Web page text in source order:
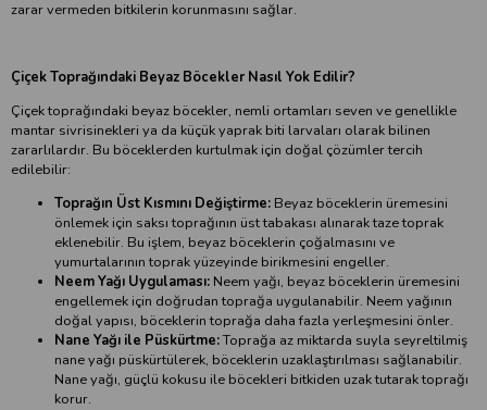
zarar vermeden bitkilerin korunmasını sağlar.
Çiçek Toprağındaki Beyaz Böcekler Nasıl Yok Edilir?
Çiçek toprağındaki beyaz böcekler, nemli ortamları seven ve genellikle
mantar sivrisinekleri ya da küçük yaprak biti larvaları olarak bilinen
zararlılardır. Bu böceklerden kurtulmak için doğal çözümler tercih
edilebilir:
Toprağın Üst Kısmını Değiştirme: Beyaz böceklerin üremesini
önlemek için saksı toprağının üst tabakası alınarak taze toprak
eklenebilir. Bu işlem, beyaz böceklerin çoğalmasını ve
yumurtalarının toprak yüzeyinde birikmesini engeller.
Neem Yağı Uygulaması: Neem yağı, beyaz böceklerin üremesini
engellemek için doğrudan toprağa uygulanabilir. Neem yağının
doğal yapısı, böceklerin toprağa daha fazla yerleşmesini önler.
Nane Yağı ile Püskürtme:Toprağa az miktarda suyla seyreltilmiş
nane yağı püskürtülerek, böceklerin uzaklaştırılması sağlanabilir.
Nane yağı, güçlü kokusu ile böcekleri bitkiden uzak tutarak toprağı
korur.